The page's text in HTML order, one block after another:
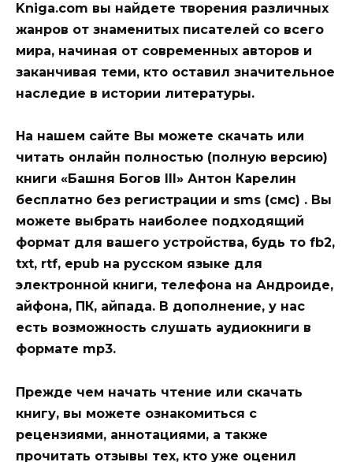
Kniga.com вы найдете творения различных
жанров от знаменитых писателей со всего
мира, начиная от современных авторов и
заканчивая теми, кто оставил значительное
наследие в истории литературы.
На нашем сайте Вы можете скачать или
читать онлайн полностью (полную версию)
книги «Башня Богов III» Антон Карелин
бесплатно без регистрации и sms (смс) . Вы
можете выбрать наиболее подходящий
формат для вашего устройства, будь то fb2,
txt, rtf, epub на русском языке для
электронной книги, телефона на Андроиде,
айфона, ПК, айпада. В дополнение, у нас
есть возможность слушать аудиокниги в
формате mp3.
Прежде чем начать чтение или скачать
книгу, вы можете ознакомиться с
рецензиями, аннотациями, а также
прочитать отзывы тех, кто уже оценил